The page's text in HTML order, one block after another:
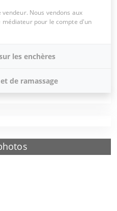
Nous vendons aux
pour le compte d'un
les enchères
de ramassage